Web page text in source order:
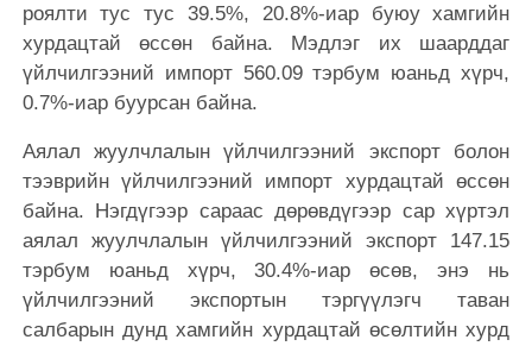
роялти тус тус 39.5%, 20.8%-иар буюу хамгийн
хурдацтай өссөн байна. Мэдлэг их шаарддаг
үйлчилгээний импорт 560.09 тэрбум юаньд хүрч,
0.7%-иар буурсан байна.
Аялал жуулчлалын үйлчилгээний экспорт болон
тээврийн үйлчилгээний импорт хурдацтай өссөн
байна. Нэгдүгээр сараас дөрөвдүгээр сар хүртэл
аялал жуулчлалын үйлчилгээний экспорт 147.15
тэрбум юаньд хүрч, 30.4%-иар өсөв, энэ нь
үйлчилгээний экспортын тэргүүлэгч таван
салбарын дунд хамгийн хурдацтай өсөлтийн хурд